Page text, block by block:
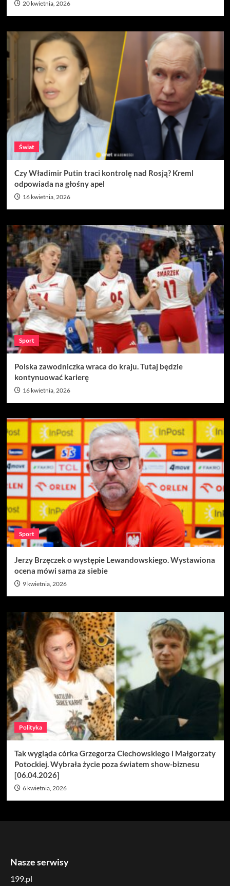
20 kwietnia, 2026
Świat
Czy Władimir Putin traci kontrolę nad Rosją? Kreml
odpowiada na głośny apel
16 kwietnia, 2026
Sport
Polska zawodniczka wraca do kraju. Tutaj będzie
kontynuować karierę
16 kwietnia, 2026
Sport
Jerzy Brzęczek o występie Lewandowskiego. Wystawiona
ocena mówi sama za siebie
9 kwietnia, 2026
Polityka
Tak wygląda córka Grzegorza Ciechowskiego i Małgorzaty
Potockiej. Wybrała życie poza światem show-biznesu
[06.04.2026]
6 kwietnia, 2026
Nasze serwisy
199.pl